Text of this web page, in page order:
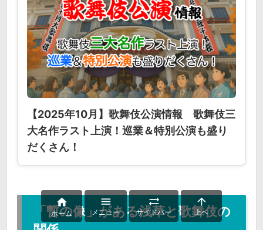
【2025年10月】歌舞伎公演情報 歌舞伎三
大名作ラスト上演！巡業＆特別公演も盛り
だくさん！
「暫の像」がある浅草と歌舞伎の

ホーム

メニュー

サイドバー

上へ